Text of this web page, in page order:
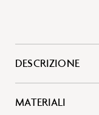
DESCRIZIONE
MATERIALI